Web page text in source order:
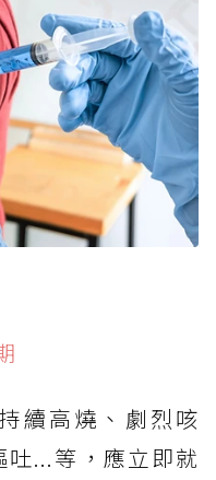
續高燒、劇烈咳
...等，應立即就